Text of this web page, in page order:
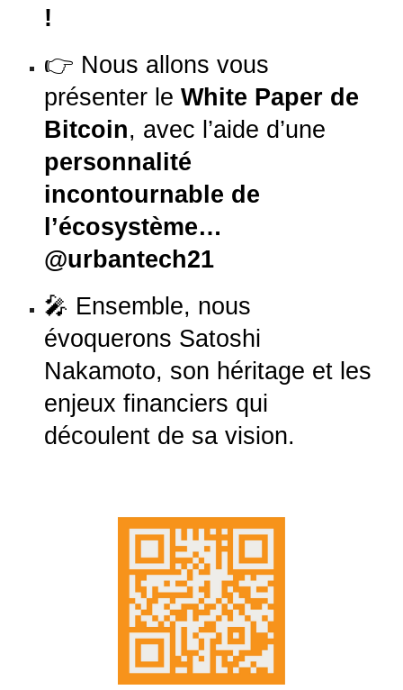
!
👉 Nous allons vous
présenter le White Paper de
Bitcoin, avec l’aide d’une
personnalité
incontournable de
l’écosystème…
@urbantech21
🎤 Ensemble, nous
évoquerons Satoshi
Nakamoto, son héritage et les
enjeux financiers qui
découlent de sa vision.